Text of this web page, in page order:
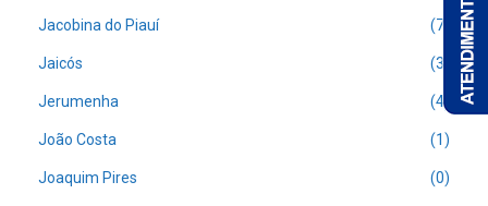
Jacobina do Piauí (7)
Jaicós (3)
Jerumenha (4)
João Costa (1)
Joaquim Pires (0)